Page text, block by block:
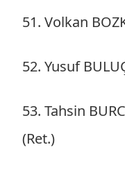
51. Volkan
52. Yusuf
53. Tahsin
(Ret.)